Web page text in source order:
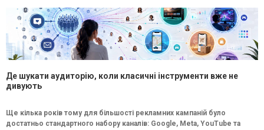
Де шукати аудиторію, коли класичні інструменти вже не
дивують
Ще кілька років тому для більшості рекламних кампаній було
достатньо стандартного набору каналів: Google, Meta, YouTube та